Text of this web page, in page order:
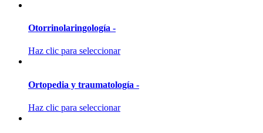
Otorrinolaringología -
Haz clic para seleccionar
Ortopedia y traumatología -
Haz clic para seleccionar